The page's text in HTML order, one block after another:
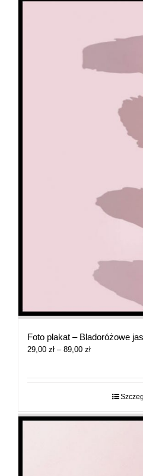
Foto plakat – Bladoróżowe
29,00 zł – 89,00 złZakres
29,00 zł